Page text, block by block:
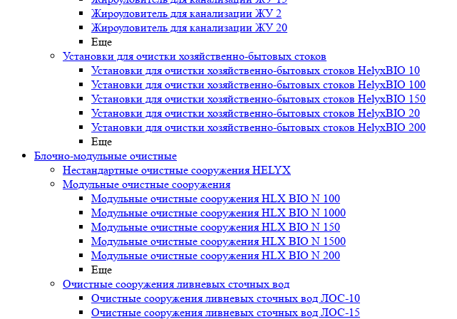
Жироуловитель для канализации ЖУ 2
Жироуловитель для канализации ЖУ 20
Еще
Установки для очистки хозяйственно-бытовых стоков
Установки для очистки хозяйственно-бытовых стоков HelyxBIO 10
Установки для очистки хозяйственно-бытовых стоков HelyxBIO 100
Установки для очистки хозяйственно-бытовых стоков HelyxBIO 150
Установки для очистки хозяйственно-бытовых стоков HelyxBIO 20
Установки для очистки хозяйственно-бытовых стоков HelyxBIO 200
Еще
Блочно-модульные очистные
Нестандартные очистные сооружения HELYX
Модульные очистные сооружения
Модульные очистные сооружения HLX BIO N 100
Модульные очистные сооружения HLX BIO N 1000
Модульные очистные сооружения HLX BIO N 150
Модульные очистные сооружения HLX BIO N 1500
Модульные очистные сооружения HLX BIO N 200
Еще
Очистные сооружения ливневых сточных вод
Очистные сооружения ливневых сточных вод ЛОС-10
Очистные сооружения ливневых сточных вод ЛОС-15